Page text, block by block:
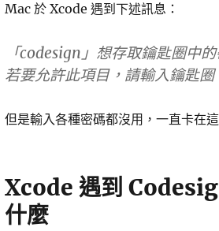
Mac 於 Xcode 遇到下述訊息：
「codesign」想存取鑰匙圈中的
若要允許此項目，請輸入鑰匙
但是輸入各種密碼都沒用，一直卡在
Xcode 遇到
什麼